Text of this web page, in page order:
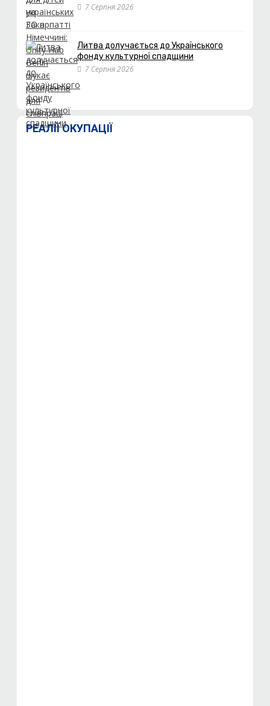
7 Серпня 2026
Литва долучається до Українського
фонду культурної спадщини
7 Серпня 2026
РЕАЛІЇ ОКУПАЦІЇ